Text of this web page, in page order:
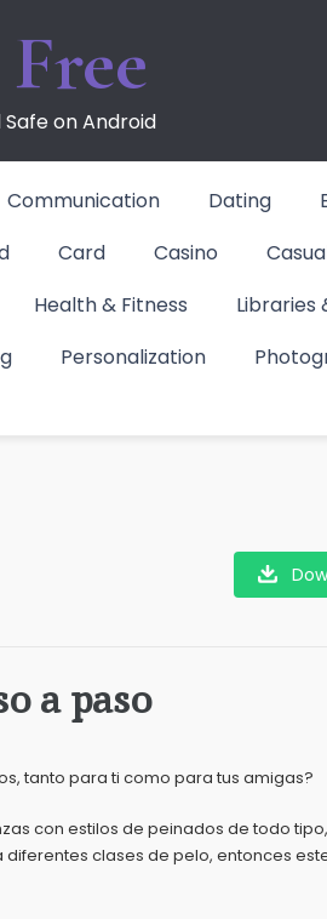
Safe on Android
Communication Dating
Card Casino
Health & Fitness Libraries
Personalization
a paso
a paso
tanto para ti como para tus amigas?
con estilos de peinados de todo
clases de pelo, entonces